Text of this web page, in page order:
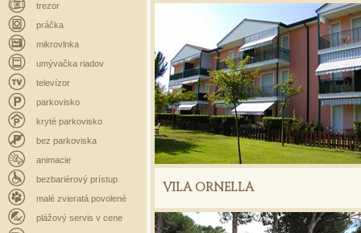
trezor
práčka
mikrovlnka
umývačka riadov
televízor
parkovisko
kryté parkovisko
bez parkoviska
animacie
bezbariérový prístup
malé zvieratá povolené
plážový servis v cene
VILA ORNELLA